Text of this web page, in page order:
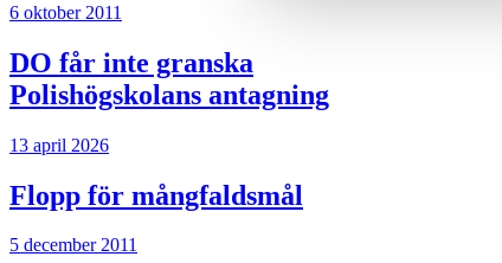
6 oktober 2011
DO får inte granska
Polishögskolans antagning
13 april 2026
Flopp för mångfaldsmål
5 december 2011